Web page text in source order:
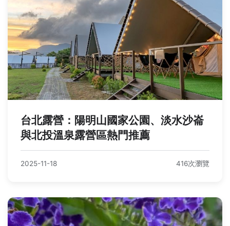
台北露營：陽明山國家公園、淡水沙崙
與北投溫泉露營區熱門推薦
2025-11-18 416次瀏覽